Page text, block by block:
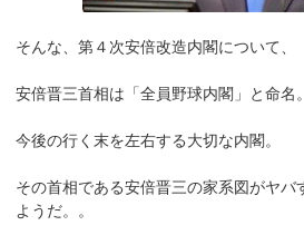
そんな、第４次安倍改造内閣について、
安倍晋三首相は「全員野球内閣」と命名。
今後の行く末を左右する大切な内閣。
その首相である安倍晋三の家系図がヤバ
ようだ。。